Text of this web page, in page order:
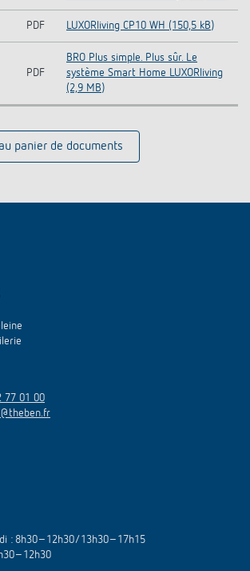
PDF LUXORliving CP10 WH (150,5 kB)
PDF
BRO Plus simple. Plus sûr. Le
système Smart Home LUXORliving
(2,9 MB)
panier de documents
77 01 00
: 8h30–12h30/13h30–17h15